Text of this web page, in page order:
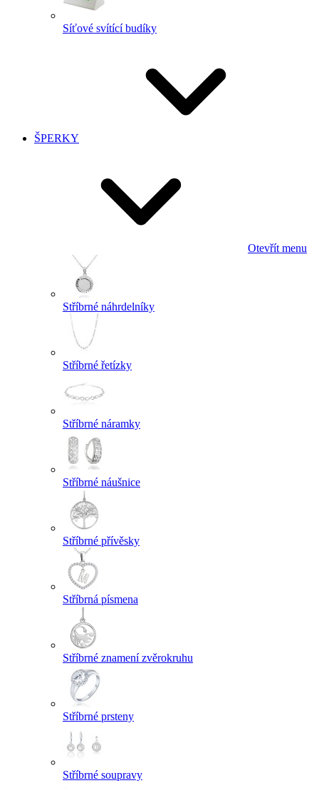
Síťové svítící budíky
ŠPERKY
Otevřít menu
Stříbrné náhrdelníky
Stříbrné řetízky
Stříbrné náramky
Stříbrné náušnice
Stříbrné přívěsky
Stříbrná písmena
Stříbrné znamení zvěrokruhu
Stříbrné prsteny
Stříbrné soupravy